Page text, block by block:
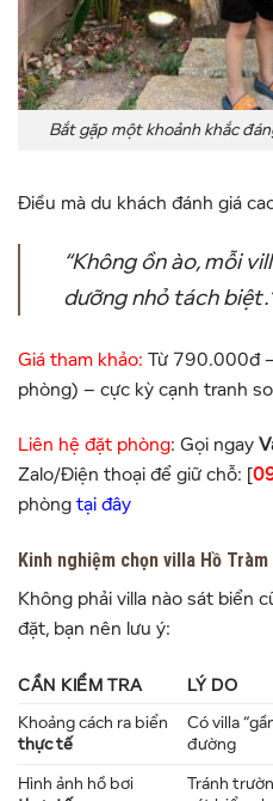
Bắt gặp một khoảnh khắc
Điều mà du khách đánh giá
“Không ồn ào, mỗi
dưỡng nhỏ tách
Giá tham khảo: Từ 790.000đ
phòng) – cực kỳ cạnh tranh
Liên hệ đặt phòng: Gọi ngay
Zalo/Điện thoại để giữ chỗ: [
phòng tại đây
Kinh nghiệm chọn villa Hồ
Không phải villa nào sát biển
đặt, bạn nên lưu ý:
CẦN KIỂM TRA
LÝ DO
Khoảng cách ra biển
thực tế
Có villa
đường
Hình ảnh hồ bơi
Tránh